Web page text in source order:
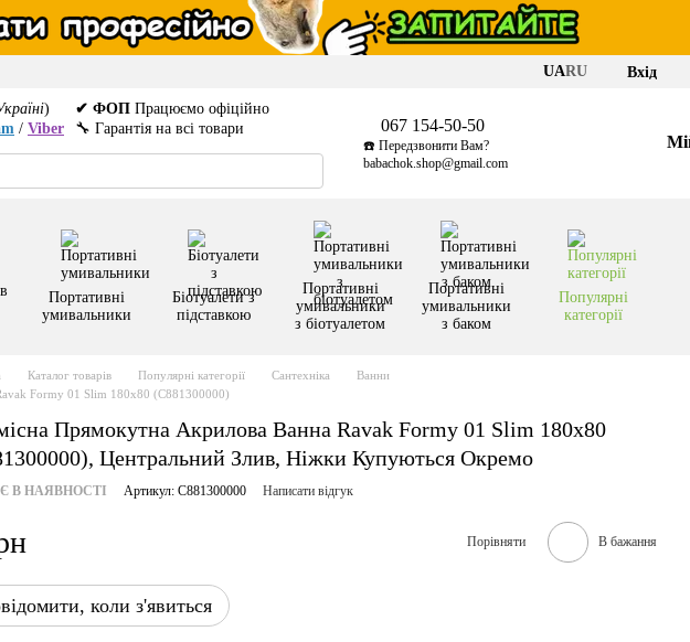
UARU Вхід
)
/ Viber
✔ ФОП Працюємо офіційно
🔧 Гарантія на всі товари
067 154-50-50
☎️ Передзвонити Вам?
babachok.shop@gmail.com
Портативні
умивальники
Біотуалети з
підставкою
Портативні
умивальники
з біотуалетом
Портативні
умивальники
з баком
Популярні
категорії
Каталог товарів Популярні категорії Сантехніка
Ванни
Formy 01 Slim 180x80 (C881300000)
Прямокутна Акрилова Ванна Ravak Formy 01 Slim 180x80
Центральний Злив, Ніжки Купуються Окремо
В НАЯВНОСТІ Артикул: C881300000 Написати відгук
Порівняти В бажання
коли з'явиться